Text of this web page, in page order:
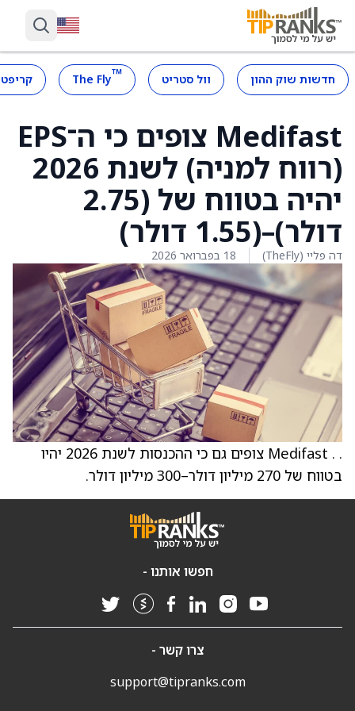
חדשות שוק ההון וול סטריט ™
The Fly
Medifast צופים כי ה־EPS
(רווח למניה) לשנת 2026
יהיה בטווח של (2.75
דולר)–(1.55 דולר)
דה פליי (TheFly) 18 בפברואר 2026
. . Medifast צופים גם כי ההכנסות לשנת 2026 יהיו
בטווח של 270 מיליון דולר–300 מיליון דולר.
חפשו אותנו -
צרו קשר -
support@tipranks.com